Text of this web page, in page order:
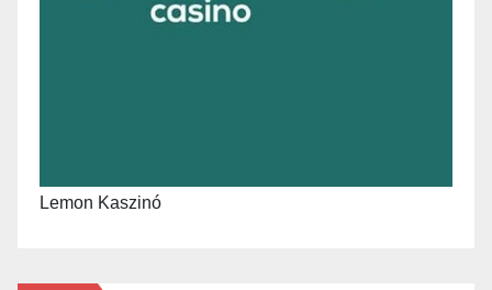
Lemon Kaszinó